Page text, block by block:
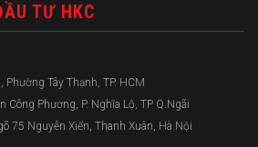
TƯ HKC
Tây Thạnh, TP. HCM
Công Phương, P. Nghĩa Lộ, TP Q.Ngãi
75 Nguyễn Xiển, Thanh Xuân, Hà Nội